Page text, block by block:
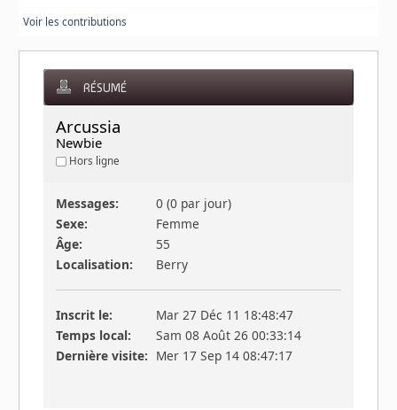
Voir les contributions
RÉSUMÉ
Arcussia
Newbie
Hors ligne
Messages:
0 (0 par jour)
Sexe:
Femme
Âge:
55
Localisation:
Berry
Inscrit le:
Mar 27 Déc 11 18:48:47
Temps local:
Sam 08 Août 26 00:33:14
Dernière visite: Mer 17 Sep 14 08:47:17